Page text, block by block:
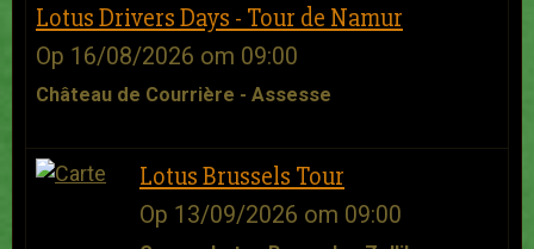
Lotus Drivers Days - Tour de Namur
Op 16/08/2026 om 09:00
Château de Courrière - Assesse
Lotus Brussels Tour
Op 13/09/2026 om 09:00